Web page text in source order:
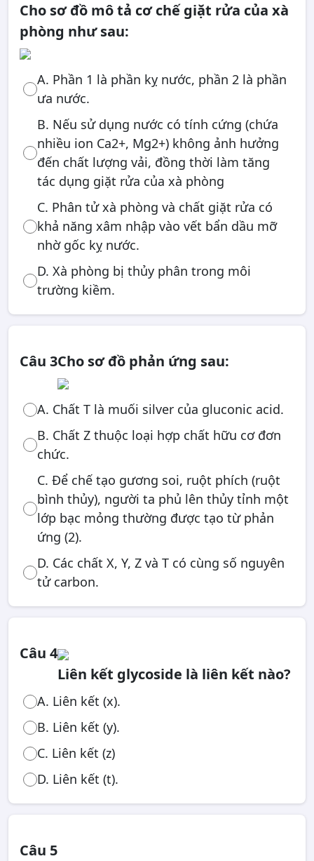
Cho sơ đồ mô tả cơ chế giặt rửa của xà
phòng như sau:
A. Phần 1 là phần kỵ nước, phần 2 là phần
ưa nước.
B. Nếu sử dụng nước có tính cứng (chứa
nhiều ion Ca2+, Mg2+) không ảnh hưởng
đến chất lượng vải, đồng thời làm tăng
tác dụng giặt rửa của xà phòng
C. Phân tử xà phòng và chất giặt rửa có
khả năng xâm nhập vào vết bẩn dầu mỡ
nhờ gốc kỵ nước.
D. Xà phòng bị thủy phân trong môi
trường kiềm.
Câu 3Cho sơ đồ phản ứng sau:
A. Chất T là muối silver của gluconic acid.
B. Chất Z thuộc loại hợp chất hữu cơ đơn
chức.
C. Để chế tạo gương soi, ruột phích (ruột
bình thủy), người ta phủ lên thủy tỉnh một
lớp bạc mỏng thường được tạo từ phản
ứng (2).
D. Các chất X, Y, Z và T có cùng số nguyên
tử carbon.
Câu 4
Liên kết glycoside là liên kết nào?
A. Liên kết (x).
B. Liên kết (y).
C. Liên kết (z)
D. Liên kết (t).
Câu 5